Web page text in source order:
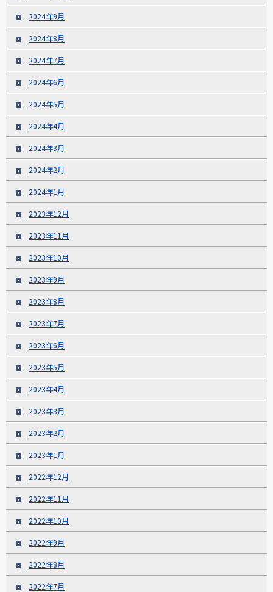
2024年9月
2024年8月
2024年7月
2024年6月
2024年5月
2024年4月
2024年3月
2024年2月
2024年1月
2023年12月
2023年11月
2023年10月
2023年9月
2023年8月
2023年7月
2023年6月
2023年5月
2023年4月
2023年3月
2023年2月
2023年1月
2022年12月
2022年11月
2022年10月
2022年9月
2022年8月
2022年7月